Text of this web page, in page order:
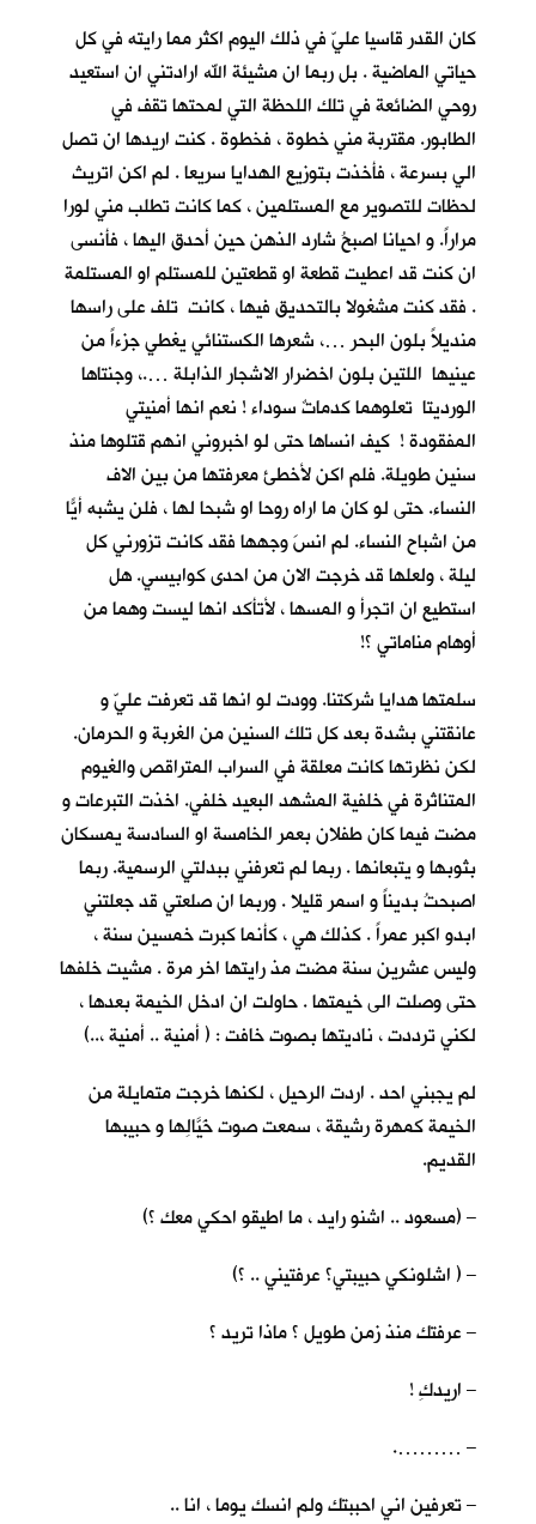
كان القدر قاسيا عليّ في ذلك اليوم اكثر مما رايته في كل
حياتي الماضية . بل ربما ان مشيئة الله ارادتني ان استعيد
روحي الضائعة في تلك اللحظة التي لمحتها تقف في
الطابور. مقتربة مني خطوة ، فخطوة . كنت اريدها ان تصل
الي بسرعة ، فأخذت بتوزيع الهدايا سريعا . لم اكن اتريث
لحظات للتصوير مع المستلمين ، كما كانت تطلب مني لورا
مراراً. و احيانا اصبحُ شارد الذهن حين أحدق اليها ، فأنسى
ان كنت قد اعطيت قطعة او قطعتين للمستلم او المستلمة
. فقد كنت مشغولا بالتحديق فيها ، كانت تلف على راسها
منديلاً بلون البحر …، شعرها الكستنائي يغطي جزءاً من
عينيها اللتين بلون اخضرار الاشجار الذابلة ….، وجنتاها
الورديتا تعلوهما كدماتٌ سوداء ! نعم انها أمنيتي
المفقودة ! كيف انساها حتى لو اخبروني انهم قتلوها منذ
سنين طويلة. فلم اكن لأخطئ معرفتها من بين الاف
النساء. حتى لو كان ما اراه روحا او شبحا لها ، فلن يشبه أيّاً
من اشباح النساء. لم انسَ وجهها فقد كانت تزورني كل
ليلة ، ولعلها قد خرجت الان من احدى كوابيسي. هل
استطيع ان اتجرأ و المسها ، لأتأكد انها ليست وهما من
أوهام مناماتي ؟!
سلمتها هدايا شركتنا. وودت لو انها قد تعرفت عليّ و
عانقتني بشدة بعد كل تلك السنين من الغربة و الحرمان.
لكن نظرتها كانت معلقة في السراب المتراقص والغيوم
المتناثرة في خلفية المشهد البعيد خلفي. اخذت التبرعات و
مضت فيما كان طفلان بعمر الخامسة او السادسة يمسكان
بثوبها و يتبعانها . ربما لم تعرفني ببدلتي الرسمية. ربما
اصبحتُ بديناً و اسمر قليلا . وربما ان صلعتي قد جعلتني
ابدو اكبر عمراً . كذلك هي ، كأنما كبرت خمسين سنة ،
وليس عشرين سنة مضت مذ رايتها اخر مرة . مشيت خلفها
حتى وصلت الى خيمتها . حاولت ان ادخل الخيمة بعدها ،
لكني ترددت ، ناديتها بصوت خافت : ( أمنية .. أمنية ،..)
لم يجبني احد . اردت الرحيل ، لكنها خرجت متمايلة من
الخيمة كمهرة رشيقة ، سمعت صوت خَيَّالِها و حبيبها
القديم.
– (مسعود .. اشنو رايد ، ما اطيقو احكي معك ؟)
– ( اشلونكي حبيبتي؟ عرفتيني .. ؟)
– عرفتك منذ زمن طويل ؟ ماذا تريد ؟
– اريدكِ !
– ……….
– تعرفين اني احببتك ولم انسك يوما ، انا ..